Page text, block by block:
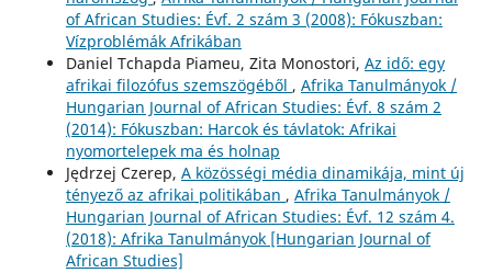
of African Studies: Évf. 2 szám 3 (2008): Fókuszban:
Vízproblémák Afrikában
Daniel Tchapda Piameu, Zita Monostori, Az idő: egy
afrikai filozófus szemszögéből , Afrika Tanulmányok /
Hungarian Journal of African Studies: Évf. 8 szám 2
(2014): Fókuszban: Harcok és távlatok: Afrikai
nyomortelepek ma és holnap
Jędrzej Czerep, A közösségi média dinamikája, mint új
tényező az afrikai politikában , Afrika Tanulmányok /
Hungarian Journal of African Studies: Évf. 12 szám 4.
(2018): Afrika Tanulmányok [Hungarian Journal of
African Studies]